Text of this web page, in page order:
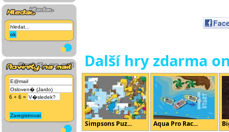
6 + 6 =
Další hry zdarma
Simpsons Puz... Aqua Pro Rac...